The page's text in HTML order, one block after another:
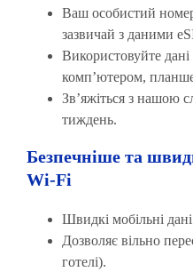
Ваш особистий
зазвичай з даними
Використовуйте
комп’ютером,
Зв’яжіться з нашою
тиждень.
Безпечніше та
Wi-Fi
Швидкі мобільні
Дозволяє вільно
готелі).